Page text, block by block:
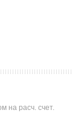
на расч. счет.